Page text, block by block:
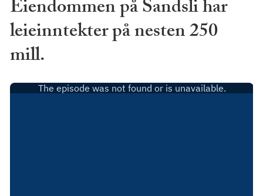
Eiendommen på Sandsli har
leieinntekter på nesten 250
mill.